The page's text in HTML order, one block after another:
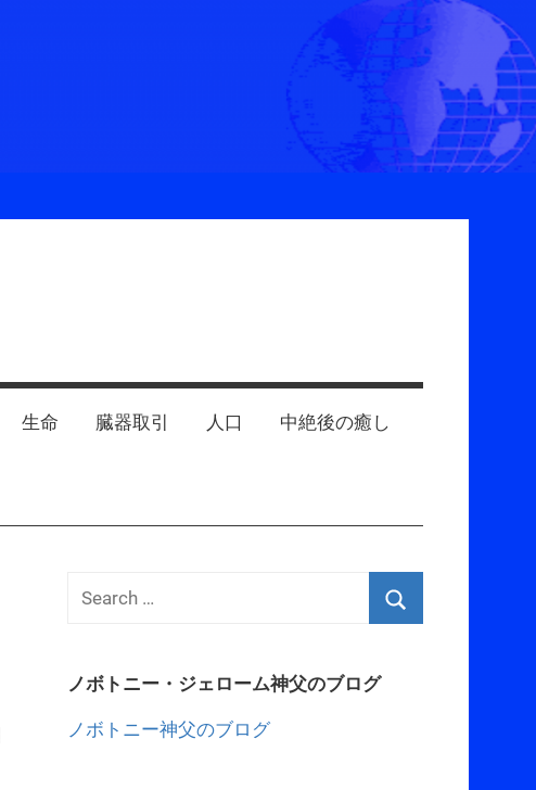
生命 臓器取引 人口 中絶後の癒し
ノボトニー・ジェローム神父のブログ
ノボトニー神父のブログ